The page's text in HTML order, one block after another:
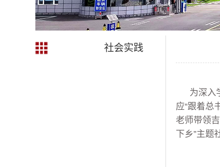
社会实践
为深入
应“跟着总
老师带领
下乡”主题